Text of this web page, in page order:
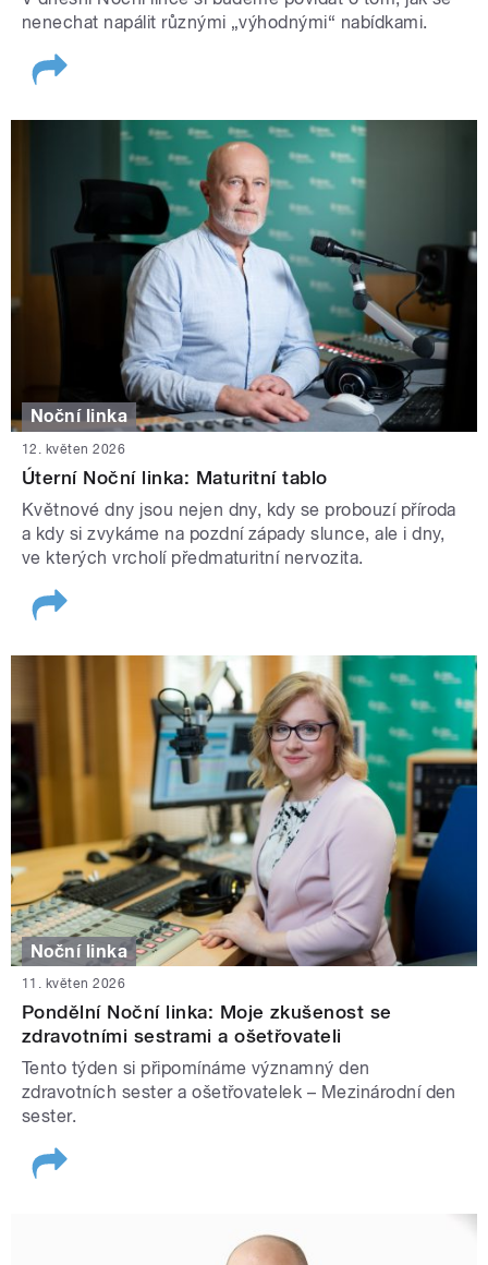
nenechat napálit různými „výhodnými“ nabídkami.
Noční linka
12. květen 2026
Úterní Noční linka: Maturitní tablo
Květnové dny jsou nejen dny, kdy se probouzí příroda
a kdy si zvykáme na pozdní západy slunce, ale i dny,
ve kterých vrcholí předmaturitní nervozita.
Noční linka
11. květen 2026
Pondělní Noční linka: Moje zkušenost se
zdravotními sestrami a ošetřovateli
Tento týden si připomínáme významný den
zdravotních sester a ošetřovatelek – Mezinárodní den
sester.